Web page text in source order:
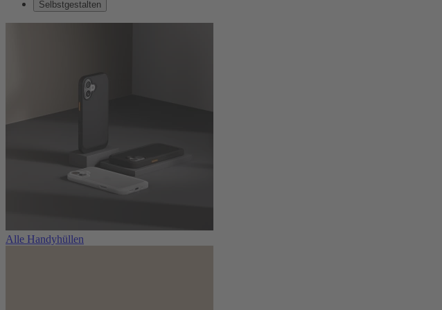
Selbstgestalten
Alle Handyhüllen